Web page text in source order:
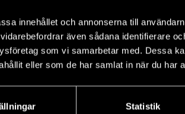
innehållet och annonserna till
även sådana identifierare
som vi samarbetar med. Dessa
eller som de har samlat in när du har
Statistik
på vårt nyhetsbrev
Veckobrevet